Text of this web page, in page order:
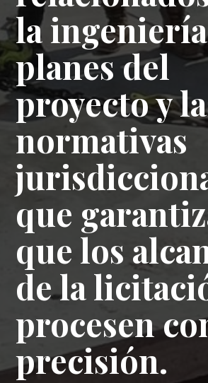
la
planes del
proyecto y
normativas
que
que los
de la
procesen
precisión.
para
proyecto en
marcha.
- CONTRATISTA